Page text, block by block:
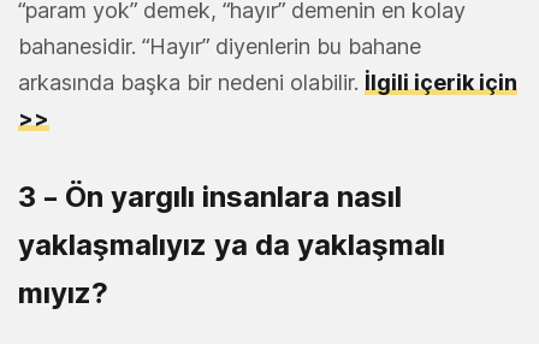
“param yok” demek, “hayır” demenin en kolay
bahanesidir. “Hayır” diyenlerin bu bahane
arkasında başka bir nedeni olabilir. İlgili içerik için
>>
3 – Ön yargılı insanlara nasıl
yaklaşmalıyız ya da yaklaşmalı
mıyız?